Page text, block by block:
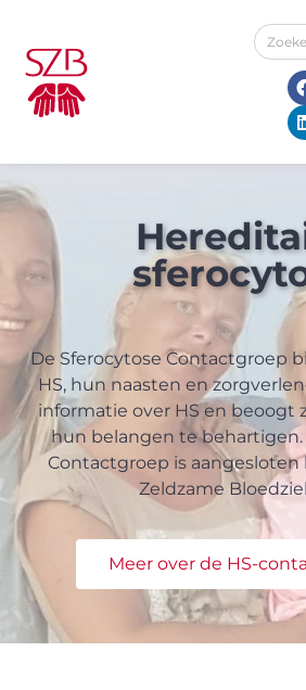
De Sferocytose Contactgroep
HS, hun naasten en
informatie over HS en beoogt
hun belangen te behartigen.
Contactgroep is
Zeldzame
Meer over de HS-